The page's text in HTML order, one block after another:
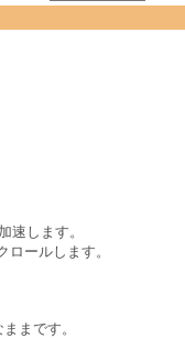
速します。
ールします。
まです。